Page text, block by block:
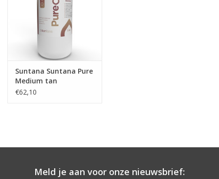
Ventilatoren / Afzuiging
Promotie materiaal
Salon kleding
Vraag hier om een vrijblijvend
Suntana Suntana Pure
Medium tan
€62,10
Meld je aan voor onze nieuwsbrief: